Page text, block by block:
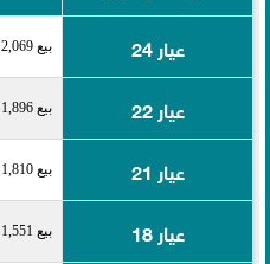
عيار 24
بيع 2,069 شراء 2,114
عيار 22 بيع 1,896 شراء 1,938
عيار 21 بيع 1,810 شراء 1,850
عيار 18 بيع 1,551 شراء 1,586